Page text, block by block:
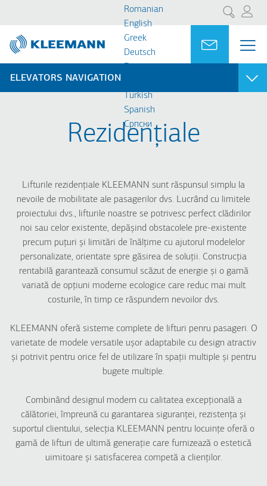
conținutul
principal
main
search
Cercetare
Romanian
English
Greek
Deutsch
Turkish
Spanish
Cрпски
Ask for
ELEVATORS NAVIGATION
Atlas RPH R
City 400
City 300
Atlas Premium
Atlas Gigas R
HRS
INDUSTRIALE
Freight Hydraulic
Atlas Super Gigas
Compact
HOTELURI
HRS for Hotels
Atlas Premium
Dumbwaiter
Maison200 H
Maison100 H
Maison100 E
MaisonLIFT Plus
SPITALE
Atlas Gigas R
Atlas Premium
Rezidențiale
Lifturile rezidențiale KLEEMANN sunt răspunsul simplu la
nevoile de mobilitate ale pasagerilor dvs. Lucrând cu limitele
proiectului dvs., lifturile noastre se potrivesc perfect clădirilor
noi sau celor existente, depășind obstacolele pre-existente
precum puțuri și limitări de înălțime cu ajutorul modelelor
personalizate, orientate spre găsirea de soluții. Construcția
rentabilă garantează consumul scăzut de energie și o gamă
variată de opțiuni moderne ecologice care reduc mai mult
costurile, în timp ce răspundem nevoilor dvs.
KLEEMANN oferă sisteme complete de lifturi penru pasageri. O
varietate de modele versatile ușor adaptabile cu design atractiv
și potrivit pentru orice fel de utilizare în spații multiple și pentru
bugete multiple.
Combinând designul modern cu calitatea excepțională a
călătoriei, împreună cu garantarea siguranței, rezistența și
suportul clientului, selecția KLEEMANN pentru locuințe oferă o
gamă de lifturi de ultimă generație care furnizează o estetică
uimitoare și satisfacerea competă a clienților.
Portal